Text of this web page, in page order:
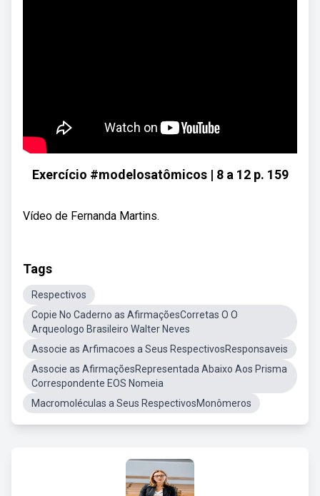
Exercício #modelosatômicos | 8 a 12 p. 159
Vídeo de Fernanda Martins.
Tags
Respectivos
Copie No Caderno as AfirmaçõesCorretas O O
Arqueologo Brasileiro Walter Neves
Associe as Arfimacoes a Seus RespectivosResponsaveis
Associe as AfirmaçõesRepresentada Abaixo Aos Prisma
Correspondente EOS Nomeia
Macromoléculas a Seus RespectivosMonômeros